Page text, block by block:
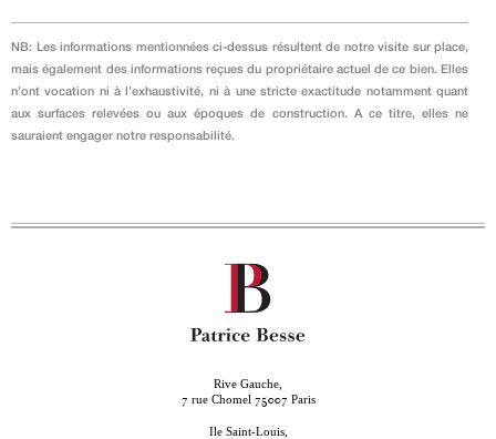
NB: Les informations mentionnées ci-dessus résultent de notre visite sur place,
mais également des informations reçues du propriétaire actuel de ce bien. Elles
n’ont vocation ni à l’exhaustivité, ni à une stricte exactitude notamment quant
aux surfaces relevées ou aux époques de construction. A ce titre, elles ne
sauraient engager notre responsabilité.
Rive Gauche,
7 rue Chomel 75007 Paris
Ile Saint-Louis,